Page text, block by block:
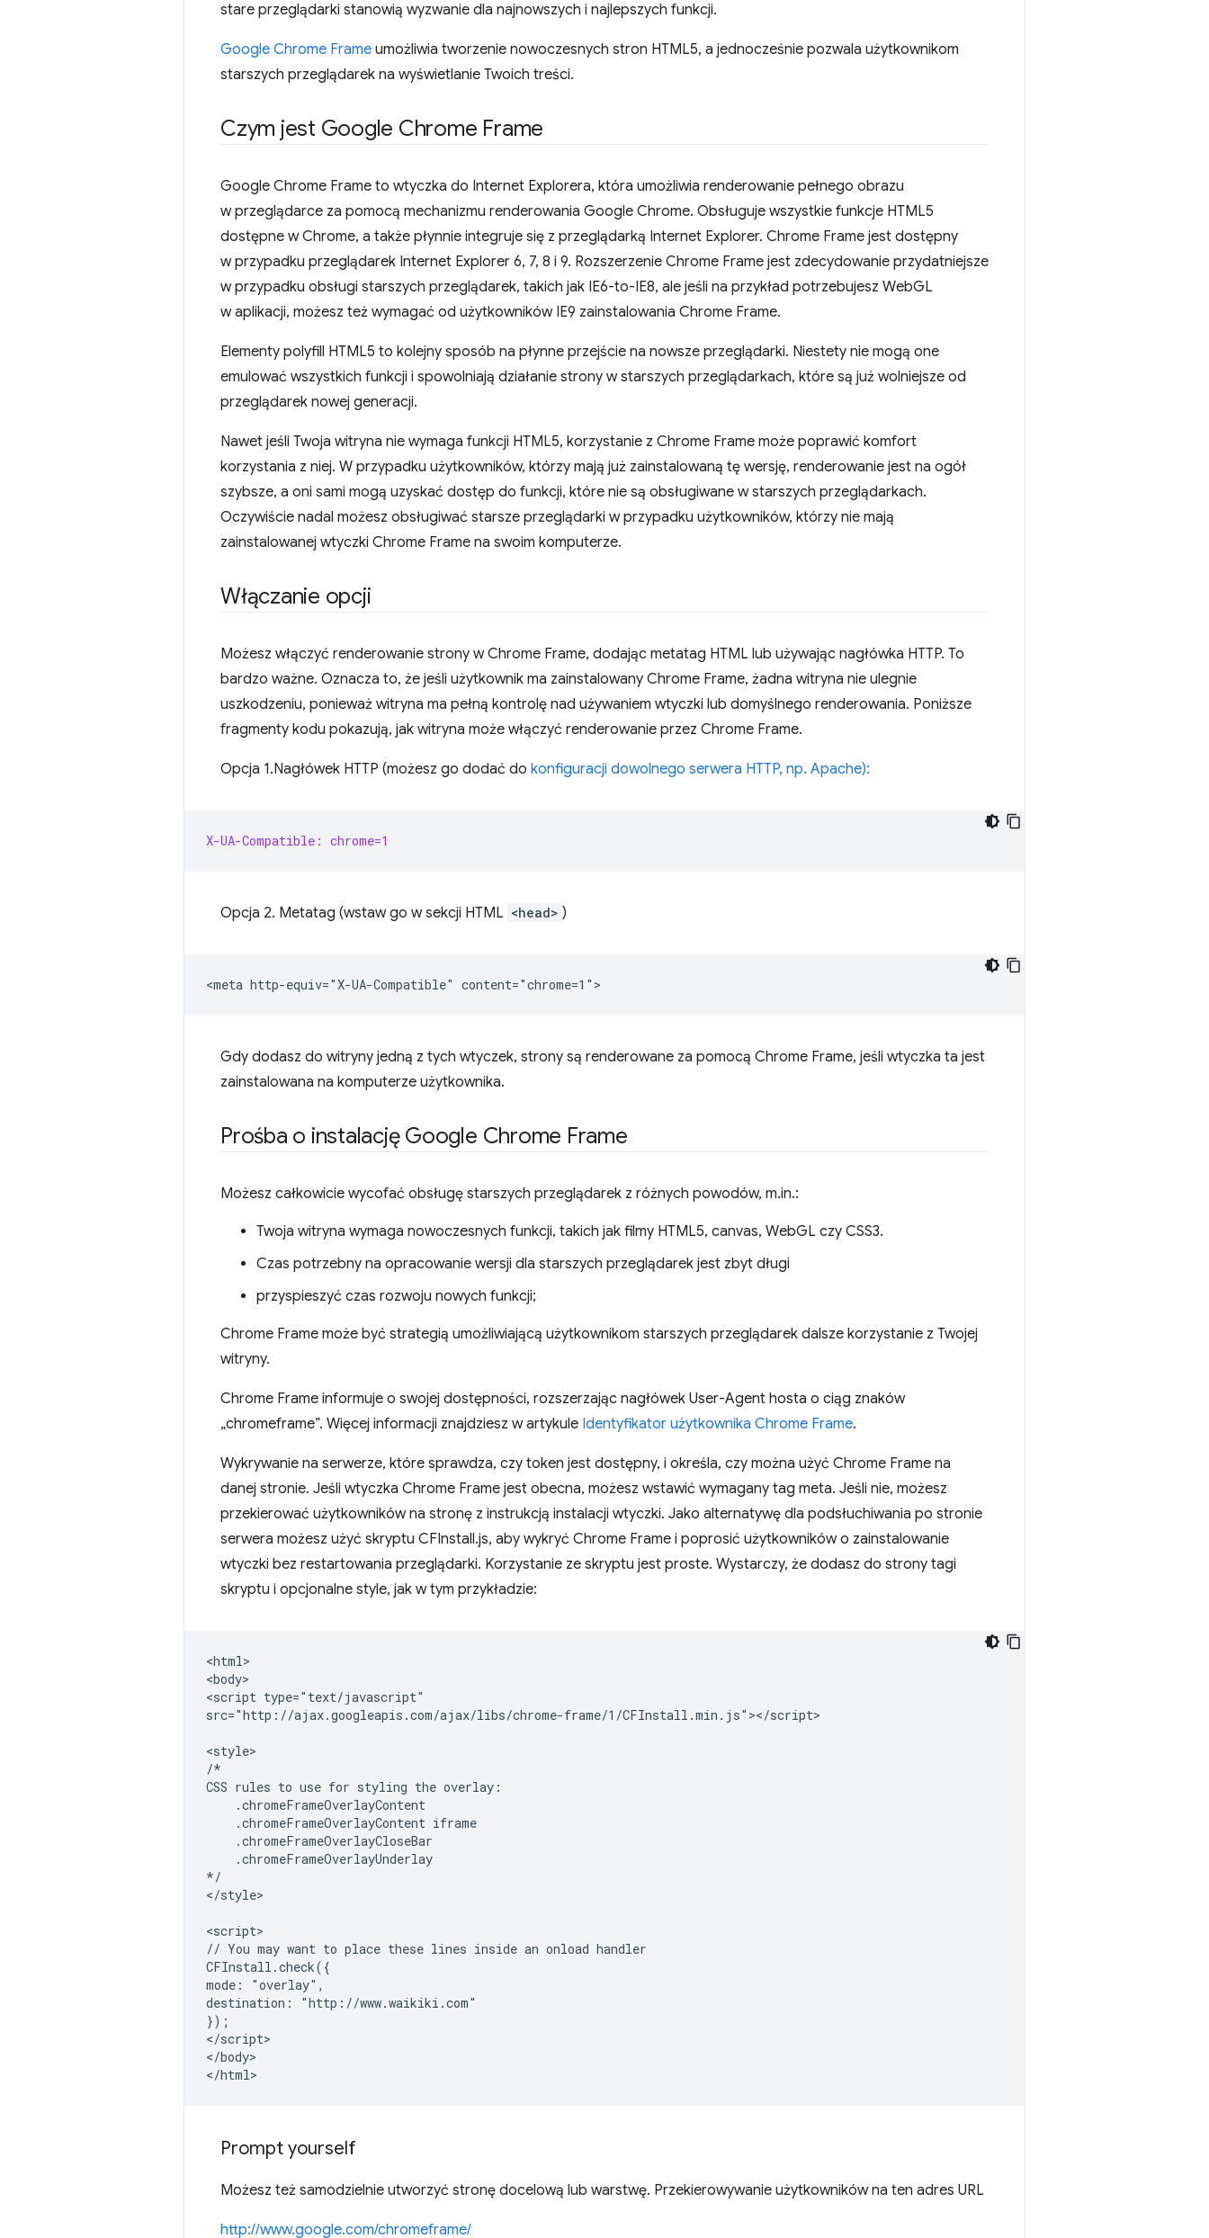
stare przeglądarki stanowią wyzwanie dla najnowszych i najlepszych funkcji.
Google Chrome Frame umożliwia tworzenie nowoczesnych stron HTML5, a jednocześnie pozwala użytkownikom
starszych przeglądarek na wyświetlanie Twoich treści.
Czym jest Google Chrome Frame
Google Chrome Frame to wtyczka do Internet Explorera, która umożliwia renderowanie pełnego obrazu
w przeglądarce za pomocą mechanizmu renderowania Google Chrome. Obsługuje wszystkie funkcje HTML5
dostępne w Chrome, a także płynnie integruje się z przeglądarką Internet Explorer. Chrome Frame jest dostępny
w przypadku przeglądarek Internet Explorer 6, 7, 8 i 9. Rozszerzenie Chrome Frame jest zdecydowanie przydatniejsze
w przypadku obsługi starszych przeglądarek, takich jak IE6-to-IE8, ale jeśli na przykład potrzebujesz WebGL
w aplikacji, możesz też wymagać od użytkowników IE9 zainstalowania Chrome Frame.
Elementy polyfill HTML5 to kolejny sposób na płynne przejście na nowsze przeglądarki. Niestety nie mogą one
emulować wszystkich funkcji i spowolniają działanie strony w starszych przeglądarkach, które są już wolniejsze od
przeglądarek nowej generacji.
Nawet jeśli Twoja witryna nie wymaga funkcji HTML5, korzystanie z Chrome Frame może poprawić komfort
korzystania z niej. W przypadku użytkowników, którzy mają już zainstalowaną tę wersję, renderowanie jest na ogół
szybsze, a oni sami mogą uzyskać dostęp do funkcji, które nie są obsługiwane w starszych przeglądarkach.
Oczywiście nadal możesz obsługiwać starsze przeglądarki w przypadku użytkowników, którzy nie mają
zainstalowanej wtyczki Chrome Frame na swoim komputerze.
Włączanie opcji
Możesz włączyć renderowanie strony w Chrome Frame, dodając metatag HTML lub używając nagłówka HTTP. To
bardzo ważne. Oznacza to, że jeśli użytkownik ma zainstalowany Chrome Frame, żadna witryna nie ulegnie
uszkodzeniu, ponieważ witryna ma pełną kontrolę nad używaniem wtyczki lub domyślnego renderowania. Poniższe
fragmenty kodu pokazują, jak witryna może włączyć renderowanie przez Chrome Frame.
Opcja 1.Nagłówek HTTP (możesz go dodać do konfiguracji dowolnego serwera HTTP, np. Apache):
X-UA-Compatible: chrome=1
Opcja 2. Metatag (wstaw go w sekcji HTML <head> )
Gdy dodasz do witryny jedną z tych wtyczek, strony są renderowane za pomocą Chrome Frame, jeśli wtyczka ta jest
zainstalowana na komputerze użytkownika.
Prośba o instalację Google Chrome Frame
Możesz całkowicie wycofać obsługę starszych przeglądarek z różnych powodów, m.in.:
Twoja witryna wymaga nowoczesnych funkcji, takich jak filmy HTML5, canvas, WebGL czy CSS3.
Czas potrzebny na opracowanie wersji dla starszych przeglądarek jest zbyt długi
przyspieszyć czas rozwoju nowych funkcji;
Chrome Frame może być strategią umożliwiającą użytkownikom starszych przeglądarek dalsze korzystanie z Twojej
witryny.
Chrome Frame informuje o swojej dostępności, rozszerzając nagłówek User-Agent hosta o ciąg znaków
„chromeframe”. Więcej informacji znajdziesz w artykule Identyfikator użytkownika Chrome Frame.
Wykrywanie na serwerze, które sprawdza, czy token jest dostępny, i określa, czy można użyć Chrome Frame na
danej stronie. Jeśli wtyczka Chrome Frame jest obecna, możesz wstawić wymagany tag meta. Jeśli nie, możesz
przekierować użytkowników na stronę z instrukcją instalacji wtyczki. Jako alternatywę dla podsłuchiwania po stronie
serwera możesz użyć skryptu CFInstall.js, aby wykryć Chrome Frame i poprosić użytkowników o zainstalowanie
wtyczki bez restartowania przeglądarki. Korzystanie ze skryptu jest proste. Wystarczy, że dodasz do strony tagi
skryptu i opcjonalne style, jak w tym przykładzie:
<html>
<body>
<script type="text/javascript"
src="http://ajax.googleapis.com/ajax/libs/chrome-frame/1/CFInstall.min.js"></script>
<style>
/*
CSS rules to use for styling the overlay:
    .chromeFrameOverlayContent
    .chromeFrameOverlayContent iframe
    .chromeFrameOverlayCloseBar
    .chromeFrameOverlayUnderlay
*/
</style>
<script>
// You may want to place these lines inside an onload handler
CFInstall.check({
mode: "overlay",
destination: "http://www.waikiki.com"
});
</script>
</body>
Prompt yourself
Możesz też samodzielnie utworzyć stronę docelową lub warstwę. Przekierowywanie użytkowników na ten adres URL
http://www.google.com/chromeframe/